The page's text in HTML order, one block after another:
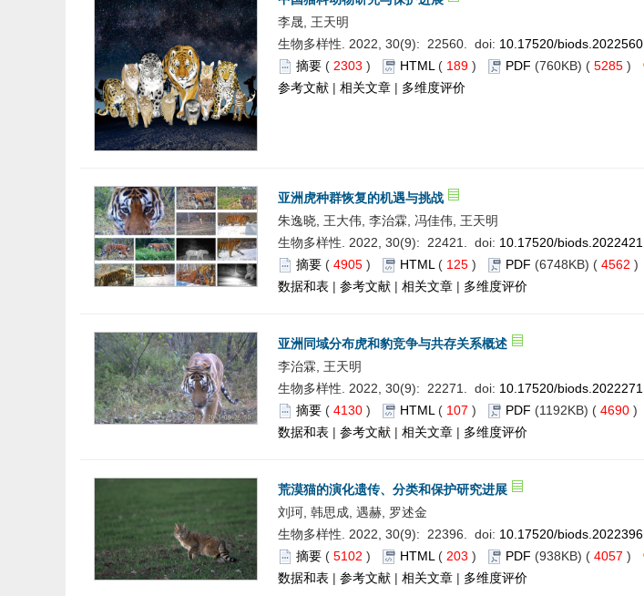
李晟, 王天明
生物多样性. 2022, 30(9): 22560. doi: 10.17520/biods.2022560
摘要 ( 2303 ) HTML ( 189 ) PDF (760KB) ( 5285 )
参考文献 | 相关文章 | 多维度评价
亚洲虎种群恢复的机遇与挑战
朱逸晓, 王大伟, 李治霖, 冯佳伟, 王天明
生物多样性. 2022, 30(9): 22421. doi: 10.17520/biods.2022421
摘要 ( 4905 ) HTML ( 125 ) PDF (6748KB) ( 4562 )
数据和表 | 参考文献 | 相关文章 | 多维度评价
亚洲同域分布虎和豹竞争与共存关系概述
李治霖, 王天明
生物多样性. 2022, 30(9): 22271. doi: 10.17520/biods.2022271
摘要 ( 4130 ) HTML ( 107 ) PDF (1192KB) ( 4690 )
数据和表 | 参考文献 | 相关文章 | 多维度评价
荒漠猫的演化遗传、分类和保护研究进展
刘珂, 韩思成, 遇赫, 罗述金
生物多样性. 2022, 30(9): 22396. doi: 10.17520/biods.2022396
摘要 ( 5102 ) HTML ( 203 ) PDF (938KB) ( 4057 )
数据和表 | 参考文献 | 相关文章 | 多维度评价